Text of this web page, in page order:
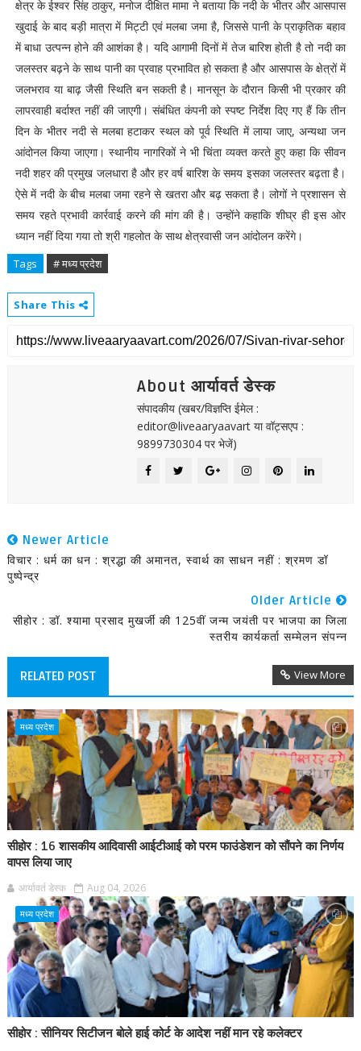
क्षेत्र के ईश्वर सिंह ठाकुर, मनोज दीक्षित मामा ने बताया कि नदी के भीतर और आसपास
खुदाई के बाद बड़ी मात्रा में मिट्टी एवं मलबा जमा है, जिससे पानी के प्राकृतिक बहाव
में बाधा उत्पन्न होने की आशंका है। यदि आगामी दिनों में तेज बारिश होती है तो नदी का
जलस्तर बढ़ने के साथ पानी का प्रवाह प्रभावित हो सकता है और आसपास के क्षेत्रों में
जलभराव या बाढ़ जैसी स्थिति बन सकती है। मानसून के दौरान किसी भी प्रकार की
लापरवाही बर्दाश्त नहीं की जाएगी। संबंधित कंपनी को स्पष्ट निर्देश दिए गए हैं कि तीन
दिन के भीतर नदी से मलबा हटाकर स्थल को पूर्व स्थिति में लाया जाए, अन्यथा जन
आंदोनल किया जाएगा। स्थानीय नागरिकों ने भी चिंता व्यक्त करते हुए कहा कि सीवन
नदी शहर की प्रमुख जलधारा है और हर वर्ष बारिश के समय इसका जलस्तर बढ़ता है।
ऐसे में नदी के बीच मलबा जमा रहने से खतरा और बढ़ सकता है। लोगों ने प्रशासन से
समय रहते प्रभावी कार्रवाई करने की मांग की है। उन्होंने कहाकि शीघ्र ही इस ओर
ध्यान नहीं दिया गया तो श्री गहलोत के साथ क्षेत्रवासी जन आंदोलन करेंगे।
Tags # मध्य प्रदेश
Share This
About आर्यावर्त डेस्क
संपादकीय (खबर/विज्ञप्ति ईमेल :
editor@liveaaryaavart या वॉट्सएप :
9899730304 पर भेजें)
Newer Article
विचार : धर्म का धन : श्रद्धा की अमानत, स्वार्थ का साधन नहीं : श्रमण डॉ
पुष्पेन्द्र
Older Article
सीहोर : डॉ. श्यामा प्रसाद मुखर्जी की 125वीं जन्म जयंती पर भाजपा का जिला
स्तरीय कार्यकर्ता सम्मेलन संपन्न
RELATED POST View More
मध्य प्रदेश
सीहोर : 16 शासकीय आदिवासी आईटीआई को परम फाउंडेशन को सौंपने का निर्णय
वापस लिया जाए
आर्यावर्त डेस्क Aug 04, 2026
मध्य प्रदेश
सीहोर : सीनियर सिटीजन बोले हाई कोर्ट के आदेश नहीं मान रहे कलेक्टर